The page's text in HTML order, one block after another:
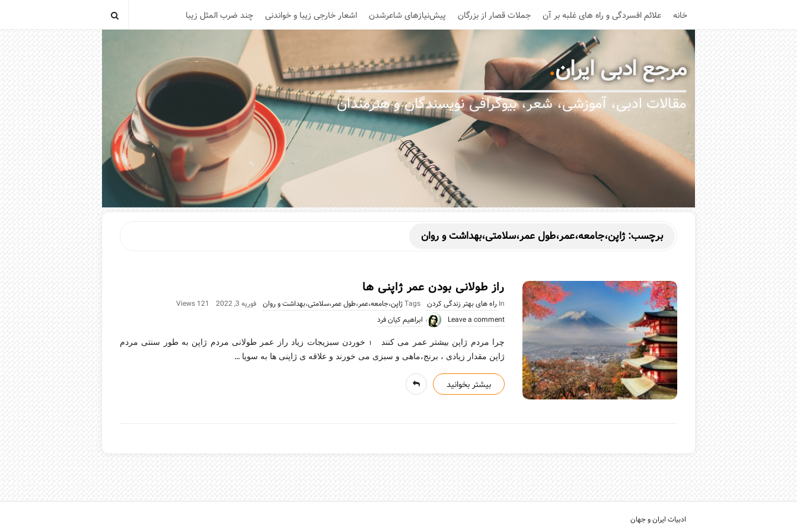
خانه علائم افسردگی و راه های غلبه بر آن جملات قصار از بزرگان پیش‌نیازهای شاعرشدن اشعار خارجی زیبا و خواندنی چند ضرب المثل زیبا
مرجع ادبی ایران.
مقالات ادبی، آموزشی، شعر، بیوگرافی نویسندگان و هنرمندان
برچسب:ژاپن،جامعه،عمر،طول عمر،سلامتی،بهداشت و روان
راز طولانی بودن عمر ژاپنی ها
In راه های بهتر زندگی کردن Tagsژاپن،جامعه،عمر،طول عمر،سلامتی،بهداشت و روان فوریه 3, 2022
121 Views
Leave a comment
ابراهیم کیان فرد
چرا مردم ژاپن بیشتر عمر می کنند 1_خوردن سبزیجات زیاد راز عمر طولانی مردم ژاپن به طور سنتی مردم
ژاپن مقدار زیادی ، برنج،ماهی و سبزی می خورند و علاقه ی ژاپنی ها به سویا …
بیشتر بخوانید
ادبیات ایران و جهان